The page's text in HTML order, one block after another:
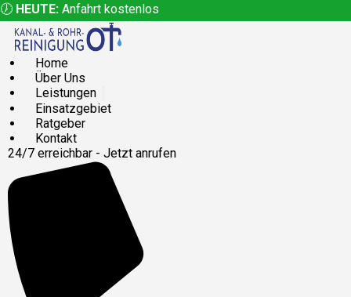
🕖 HEUTE: Anfahrt kostenlos
Home
Über Uns
Leistungen
Einsatzgebiet
Ratgeber
Kontakt
24/7 erreichbar - Jetzt anrufen